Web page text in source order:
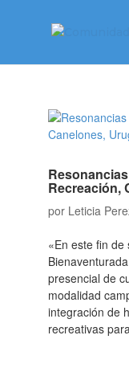
Recreación,
por Leticia
«En este fin
presencial de
modalidad
integración de
recreativas